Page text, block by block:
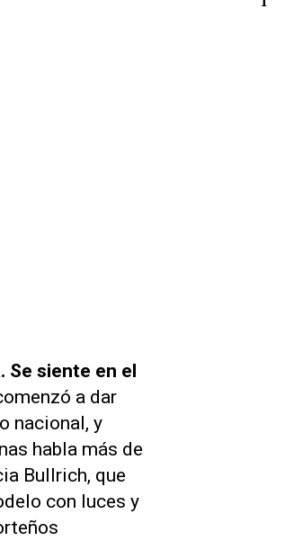
Se siente en el
a dar
nacional, y
habla más de
Bullrich, que
con luces y